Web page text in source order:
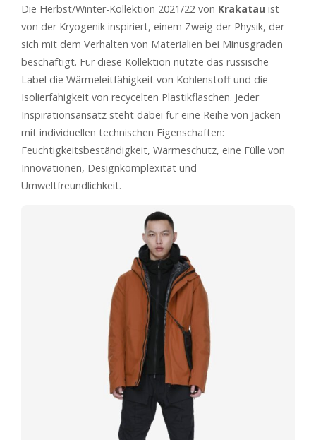
Die Herbst/Winter-Kollektion 2021/22 von Krakatau ist
von der Kryogenik inspiriert, einem Zweig der Physik, der
sich mit dem Verhalten von Materialien bei Minusgraden
beschäftigt. Für diese Kollektion nutzte das russische
Label die Wärmeleitfähigkeit von Kohlenstoff und die
Isolierfähigkeit von recycelten Plastikflaschen. Jeder
Inspirationsansatz steht dabei für eine Reihe von Jacken
mit individuellen technischen Eigenschaften:
Feuchtigkeitsbeständigkeit, Wärmeschutz, eine Fülle von
Innovationen, Designkomplexität und
Umweltfreundlichkeit.